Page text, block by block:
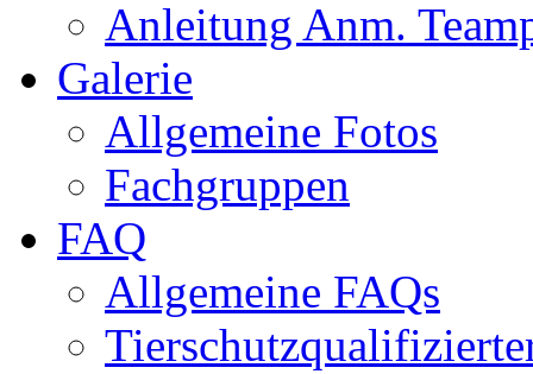
Anleitung Anm.
Galerie
Allgemeine Fotos
Fachgruppen
FAQ
Allgemeine FAQs